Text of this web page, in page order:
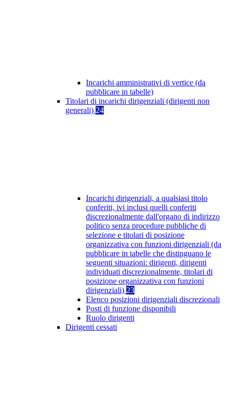
Incarichi amministrativi di vertice (da
pubblicare in tabelle)
Titolari di incarichi dirigenziali (dirigenti non
generali) 24
Incarichi dirigenziali, a qualsiasi titolo
conferiti, ivi inclusi quelli conferiti
discrezionalmente dall'organo di indirizzo
politico senza procedure pubbliche di
selezione e titolari di posizione
organizzativa con funzioni dirigenziali (da
pubblicare in tabelle che distinguano le
seguenti situazioni: dirigenti, dirigenti
individuati discrezionalmente, titolari di
posizione organizzativa con funzioni
dirigenziali) 23
Elenco posizioni dirigenziali discrezionali
Posti di funzione disponibili
Ruolo dirigenti
Dirigenti cessati